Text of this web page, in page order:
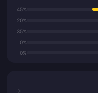
45%
20%
35%
0%
0%
→